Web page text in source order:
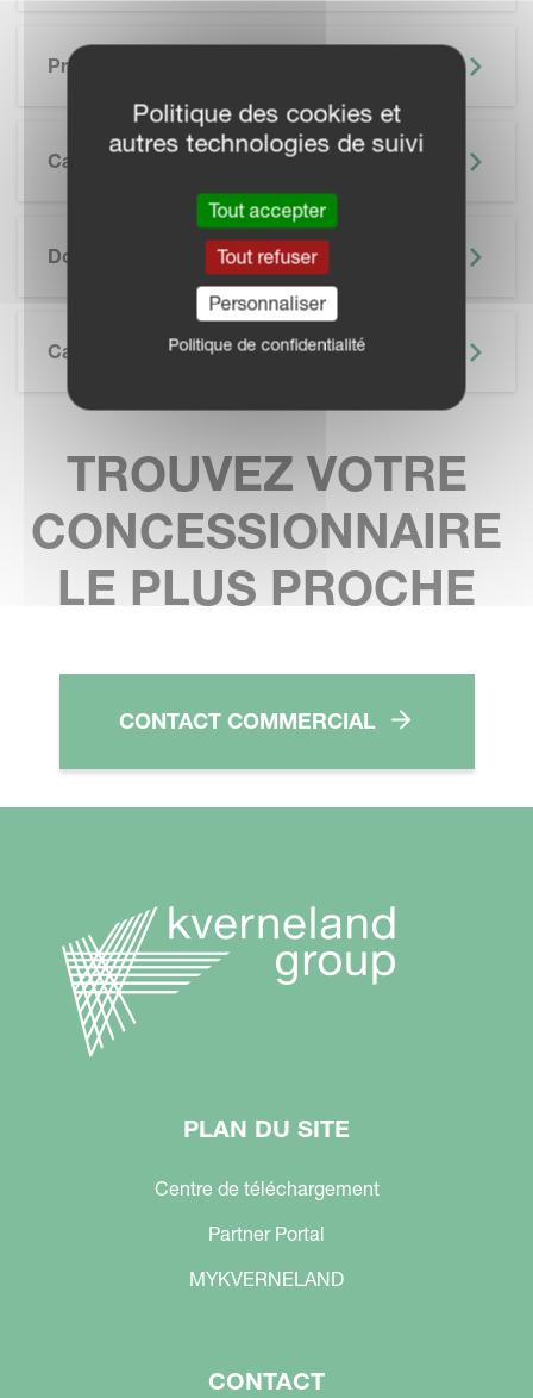
Principaux Avantages
Caractéristiques
Documentation
Caractéristiques Techniques
TROUVEZ VOTRE
CONCESSIONNAIRE
LE PLUS PROCHE
CONTACT COMMERCIAL
PLAN DU SITE
Centre de téléchargement
Partner Portal
MYKVERNELAND
CONTACT
Politique des cookies et
autres technologies de suivi
Tout accepter
Tout refuser
Personnaliser
Politique de confidentialité